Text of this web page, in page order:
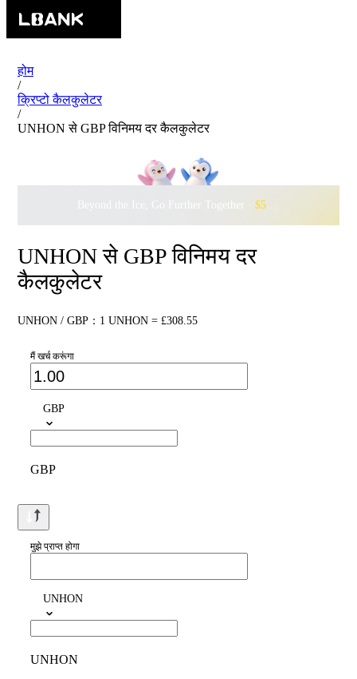
होम
/
क्रिप्टो कैलकुलेटर
/
UNHON से GBP विनिमय दर कैलकुलेटर
Beyond the Ice, Go Further Together · $500,000
UNHON से GBP विनिमय दर
कैलकुलेटर
UNHON / GBP：1 UNHON = £308.55
मैं खर्च करूंगा
GBP
GBP
मुझे प्राप्त होगा
UNHON
UNHON